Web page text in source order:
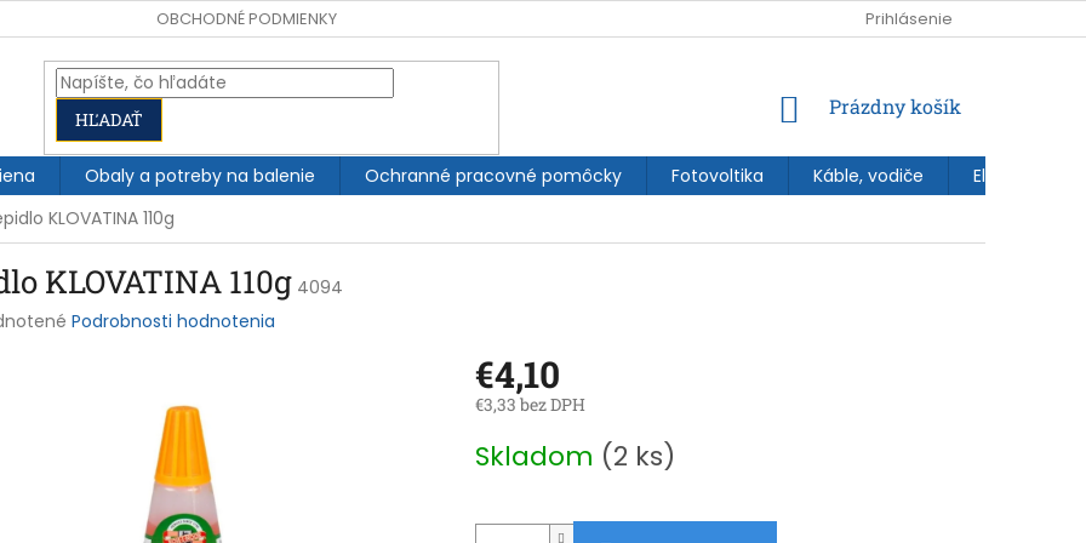
OBCHODNÉ PODMIENKY Prihlásenie
HĽADAŤ
NÁKUPNÝ
Prázdny košík
Obaly a potreby na balenie Ochranné pracovné pomôcky Fotovoltika Káble, vodiče
KLOVATINA 110g
KLOVATINA 110g 4094
Podrobnosti hodnotenia
€4,10
€3,33 bez DPH
cena:
Skladom (2 ks)